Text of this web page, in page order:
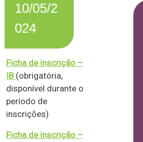
10/05/2
024
Ficha de inscrição –
IB (obrigatória,
disponível durante o
período de
inscrições)
Ficha de inscrição –